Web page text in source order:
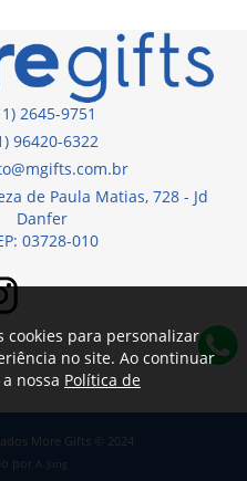
2645-9751
96420-6322
de Paula Matias, 728 - Jd
Danfer
03728-010
More Gifts © 2024
por A. Jung
cookies para personalizar
no site. Ao continuar
nossa Política de